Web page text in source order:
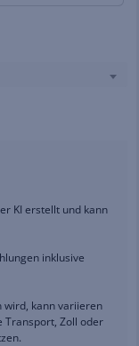
KI erstellt und kann
inklusive
wird, kann variieren
Transport, Zoll oder